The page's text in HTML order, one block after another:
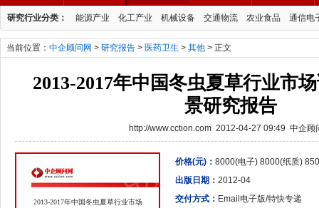
研究行业分类： 能源产业 化工产业 机械设备 交通物流 农业食品 通信电
当前位置： 中企顾问网 > 研究报告 > 医药卫生 > 其他 > 正文
2013-2017年中国冬虫夏草行业市
景研究报告
http://www.cction.com 2012-04-27 09:49 中企顾
2013-2017年中国冬虫夏草行业市场
价格(元)： 8000(电子) 8000(纸质)
出版日期： 2012-04
交付方式： Email电子版/特快专递